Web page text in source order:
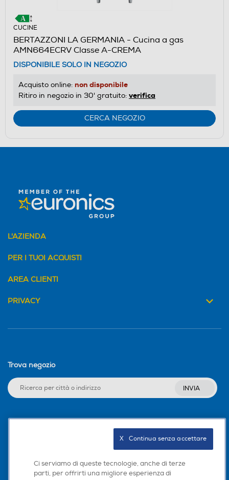
CUCINE
BERTAZZONI LA GERMANIA - Cucina a gas
AMN664ECRV Classe A-CREMA
DISPONIBILE SOLO IN NEGOZIO
Acquisto online: non disponibile
Ritiro in negozio in 30' gratuito: verifica
CERCA NEGOZIO
L'AZIENDA
PER I TUOI ACQUISTI
AREA CLIENTI
PRIVACY
Trova negozio
INVIA
Ci serviamo di queste tecnologie, anche di terze
parti, per offrirti una migliore esperienza di
X   Continua senza accettare